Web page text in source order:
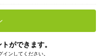
ができます。
ンしてください。